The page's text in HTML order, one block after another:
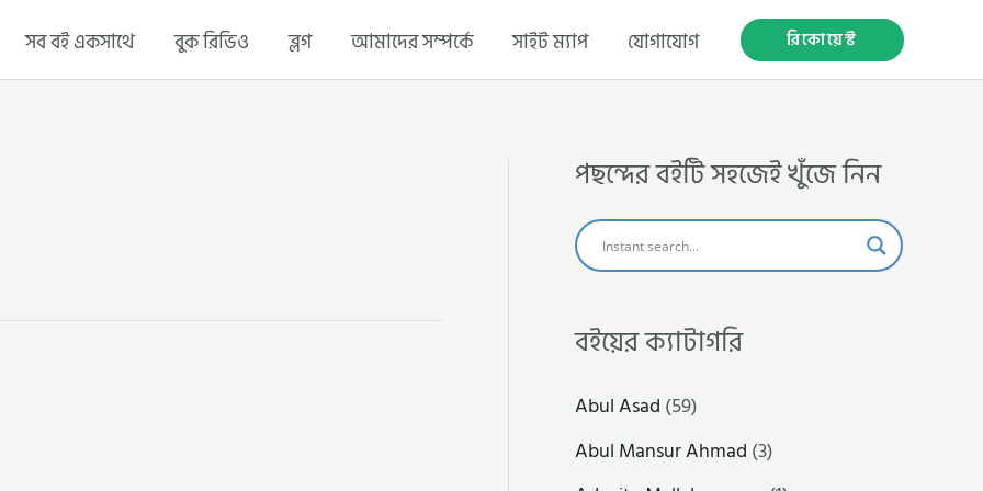
সব বই একসাথে বুক রিভিও ব্লগ আমাদের সম্পর্কে সাইট ম্যাপ যোগাযোগ রিকোয়েস্ট
পছন্দের বইটি সহজেই খুঁজে নিন
বইয়ের ক্যাটাগরি
Abul Asad (59)
Abul Mansur Ahmad (3)